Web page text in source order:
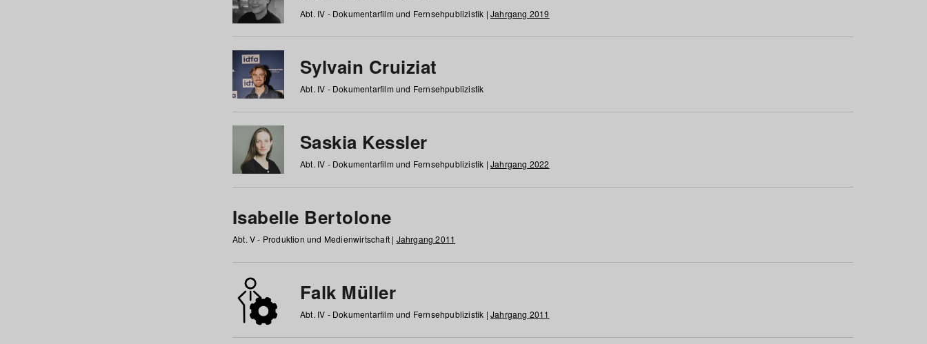
Abt. IV - Dokumentarfilm und Fernsehpublizistik | Jahrgang 2019
Sylvain Cruiziat
Abt. IV - Dokumentarfilm und Fernsehpublizistik
Saskia Kessler
Abt. IV - Dokumentarfilm und Fernsehpublizistik | Jahrgang 2022
Isabelle Bertolone
Abt. V - Produktion und Medienwirtschaft | Jahrgang 2011
Falk Müller
Abt. IV - Dokumentarfilm und Fernsehpublizistik | Jahrgang 2011